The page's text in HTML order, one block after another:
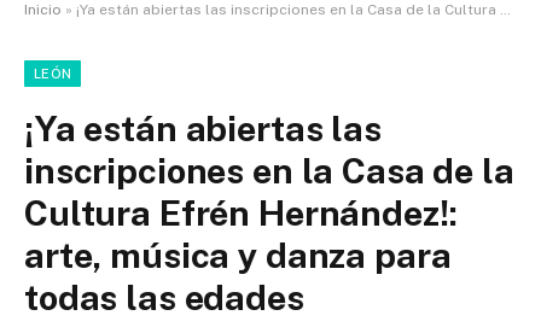
Inicio » ¡Ya están abiertas las inscripciones en la Casa de la Cultura Efrén Hernández!: arte, música y danza para todas las edades
LEÓN
¡Ya están abiertas las
inscripciones en la Casa de la
Cultura Efrén Hernández!:
arte, música y danza para
todas las edades